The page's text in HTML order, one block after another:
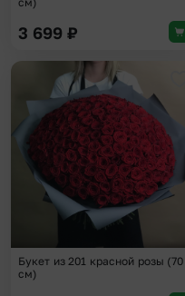
3 699 ₽
Букет из 201 красной розы (70
см)